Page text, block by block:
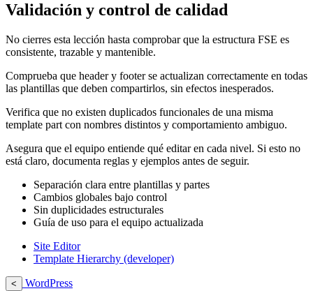
Validación y control de calidad
No cierres esta lección hasta comprobar que la estructura FSE es
consistente, trazable y mantenible.
Comprueba que header y footer se actualizan correctamente en todas
las plantillas que deben compartirlos, sin efectos inesperados.
Verifica que no existen duplicados funcionales de una misma
template part con nombres distintos y comportamiento ambiguo.
Asegura que el equipo entiende qué editar en cada nivel. Si esto no
está claro, documenta reglas y ejemplos antes de seguir.
Separación clara entre plantillas y partes
Cambios globales bajo control
Sin duplicidades estructurales
Guía de uso para el equipo actualizada
Site Editor
Template Hierarchy (developer)
<
WordPress